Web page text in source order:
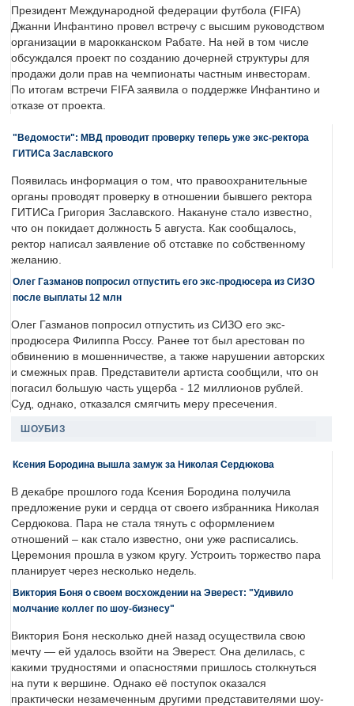
Президент Международной федерации футбола (FIFA)
Джанни Инфантино провел встречу с высшим руководством
организации в марокканском Рабате. На ней в том числе
обсуждался проект по созданию дочерней структуры для
продажи доли прав на чемпионаты частным инвесторам.
По итогам встречи FIFA заявила о поддержке Инфантино и
отказе от проекта.
"Ведомости": МВД проводит проверку теперь уже экс-ректора
ГИТИСа Заславского
Появилась информация о том, что правоохранительные
органы проводят проверку в отношении бывшего ректора
ГИТИСа Григория Заславского. Накануне стало известно,
что он покидает должность 5 августа. Как сообщалось,
ректор написал заявление об отставке по собственному
желанию.
Олег Газманов попросил отпустить его экс-продюсера из СИЗО
после выплаты 12 млн
Олег Газманов попросил отпустить из СИЗО его экс-
продюсера Филиппа Россу. Ранее тот был арестован по
обвинению в мошенничестве, а также нарушении авторских
и смежных прав. Представители артиста сообщили, что он
погасил большую часть ущерба - 12 миллионов рублей.
Суд, однако, отказался смягчить меру пресечения.
ШОУБИЗ
Ксения Бородина вышла замуж за Николая Сердюкова
В декабре прошлого года Ксения Бородина получила
предложение руки и сердца от своего избранника Николая
Сердюкова. Пара не стала тянуть с оформлением
отношений – как стало известно, они уже расписались.
Церемония прошла в узком кругу. Устроить торжество пара
планирует через несколько недель.
Виктория Боня о своем восхождении на Эверест: "Удивило
молчание коллег по шоу-бизнесу"
Виктория Боня несколько дней назад осуществила свою
мечту — ей удалось взойти на Эверест. Она делилась, с
какими трудностями и опасностями пришлось столкнуться
на пути к вершине. Однако её поступок оказался
практически незамеченным другими представителями шоу-